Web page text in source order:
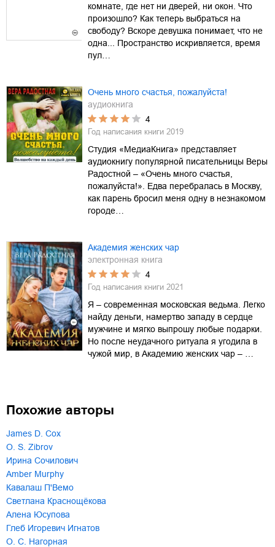
комнате, где нет ни дверей, ни окон. Что
произошло? Как теперь выбраться на
свободу? Вскоре девушка понимает, что не
одна... Пространство искривляется, время
пул…
Очень много счастья, пожалуйста!
аудиокнига
4
Год написания книги 2019
Студия «МедиаКнига» представляет
аудиокнигу популярной писательницы Веры
Радостной – «Очень много счастья,
пожалуйста!». Едва перебралась в Москву,
как парень бросил меня одну в незнакомом
городе…
Академия женских чар
электронная книга
4
Год написания книги 2021
Я – современная московская ведьма. Легко
найду деньги, намертво западу в сердце
мужчине и мягко выпрошу любые подарки.
Но после неудачного ритуала я угодила в
чужой мир, в Академию женских чар – …
Похожие авторы
James D. Cox
O. S. Zibrov
Ирина Сочилович
Amber Murphy
Кавалаш П'Вемо
Светлана Краснощёкова
Алена Юсупова
Глеб Игоревич Игнатов
О. С. Нагорная